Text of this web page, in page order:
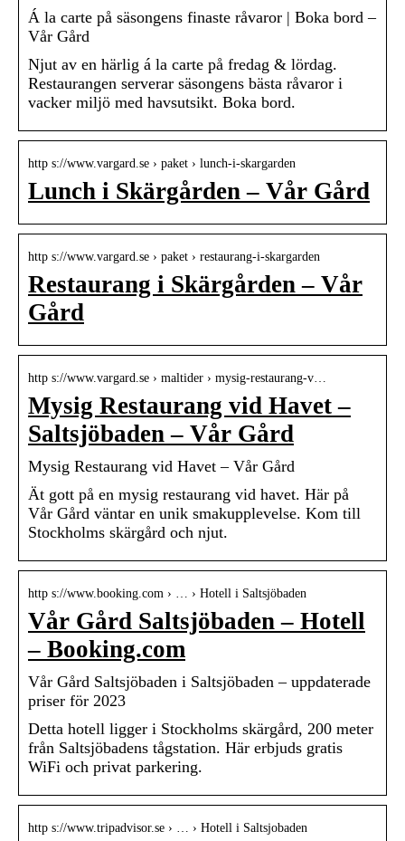
Á la carte på säsongens finaste råvaror | Boka bord –
Vår Gård
Njut av en härlig á la carte på fredag & lördag.
Restaurangen serverar säsongens bästa råvaror i
vacker miljö med havsutsikt. Boka bord.
http s://www.vargard.se › paket › lunch-i-skargarden
Lunch i Skärgården – Vår Gård
http s://www.vargard.se › paket › restaurang-i-skargarden
Restaurang i Skärgården – Vår
Gård
http s://www.vargard.se › maltider › mysig-restaurang-v…
Mysig Restaurang vid Havet –
Saltsjöbaden – Vår Gård
Mysig Restaurang vid Havet – Vår Gård
Ät gott på en mysig restaurang vid havet. Här på
Vår Gård väntar en unik smakupplevelse. Kom till
Stockholms skärgård och njut.
http s://www.booking.com › … › Hotell i Saltsjöbaden
Vår Gård Saltsjöbaden – Hotell
– Booking.com
Vår Gård Saltsjöbaden i Saltsjöbaden – uppdaterade
priser för 2023
Detta hotell ligger i Stockholms skärgård, 200 meter
från Saltsjöbadens tågstation. Här erbjuds gratis
WiFi och privat parkering.
http s://www.tripadvisor.se › … › Hotell i Saltsjobaden